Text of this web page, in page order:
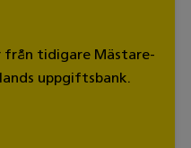
från tidigare Mästare-
uppgiftsbank.